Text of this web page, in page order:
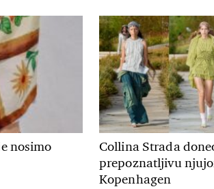
nosimo
Collina Strada
prepoznatljivu
Kopenhagen